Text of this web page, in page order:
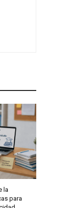
la
para